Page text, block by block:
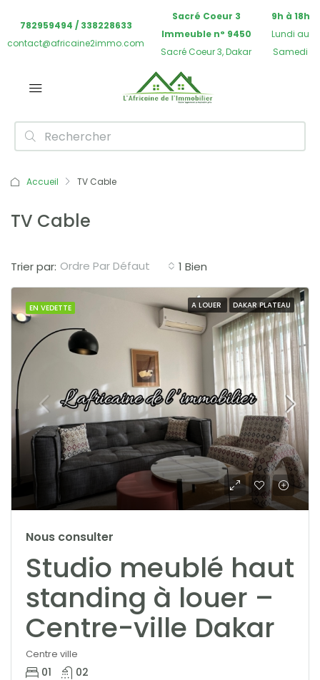
782959494 / 338228633
contact@africaine2immo.com
Sacré Coeur 3
Immeuble n° 9450
Sacré Coeur 3, Dakar
9h à 18h
Lundi au
Samedi
Accueil TV Cable
TV Cable
1 Bien
Trier par: Ordre Par Défaut
EN VEDETTE A LOUER DAKAR PLATEAU
Nous consulter
Studio meublé haut
standing à louer –
Centre-ville Dakar
Centre ville
01 02